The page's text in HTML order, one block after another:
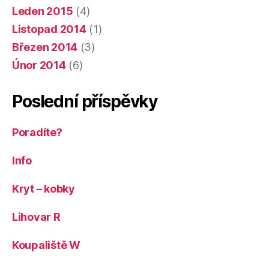
Leden 2015 (4)
Listopad 2014(1)
Březen 2014 (3)
Únor 2014(6)
Poslední příspěvky
Poradíte?
Info
Kryt – kobky
Lihovar R
Koupaliště W